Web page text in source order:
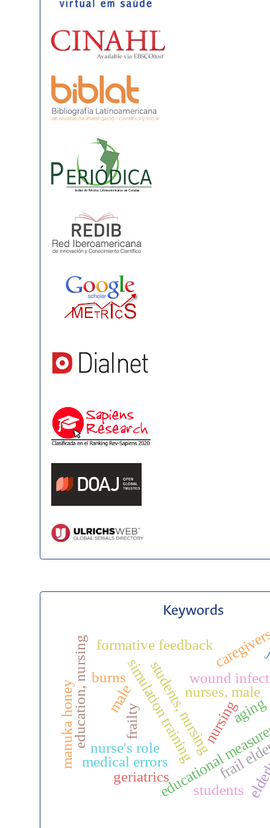
Keywords
nursing
nurses, male
students, nursing
male
nurse's roleeducational
education, nursing formative feedback
simulation trainingwound
manuka honey
burns
aging
frailty
frail
medical errors
geriatrics
students